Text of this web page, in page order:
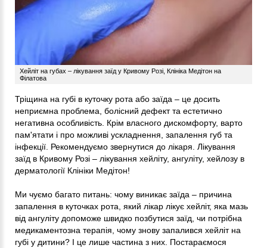
Хейліт на губах – лікування заїд у Кривому Розі, Клініка Медітон на
Філатова
Тріщина на губі в куточку рота або заїда – це досить
неприємна проблема, болісний дефект та естетично
негативна особливість. Крім власного дискомфорту, варто
пам'ятати і про можливі ускладнення, запалення губ та
інфекції. Рекомендуємо звернутися до лікаря. Лікування
заїд в Кривому Розі – лікування хейліту, ангуліту, хейлозу в
дерматології Клініки Медітон!
Ми чуємо багато питань: чому виникає заїда – причина
запалення в куточках рота, який лікар лікує хейліт, яка мазь
від ангуліту допоможе швидко позбутися заїд, чи потрібна
медикаментозна терапія, чому знову запалився хейліт на
губі у дитини? І це лише частина з них. Постараємося